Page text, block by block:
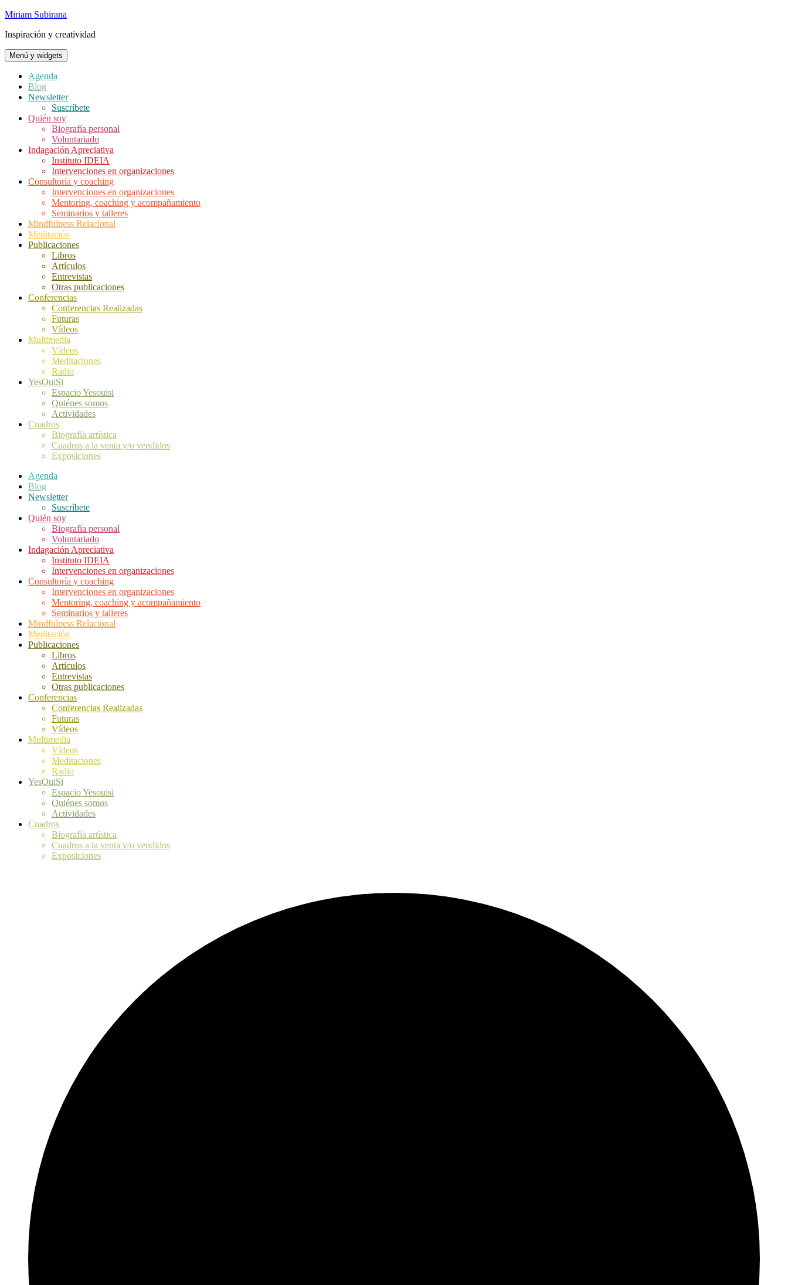
Saltar
contenido
Miriam Subirana
Inspiración y creatividad
Menú y widgets
Agenda
Blog
Newsletter
Suscríbete
Quién soy
Biografía personal
Voluntariado
Indagación Apreciativa
Instituto IDEIA
Intervenciones en organizaciones
Consultoría y coaching
Intervenciones en organizaciones
Mentoring, coaching y acompañamiento
Seminarios y talleres
Mindfulness Relacional
Meditación
Publicaciones
Libros
Artículos
Entrevistas
Otras publicaciones
Conferencias
Conferencias Realizadas
Futuras
Vídeos
Multimedia
Vídeos
Meditaciones
Radio
YesOuiSi
Espacio Yesouisi
Quiénes somos
Actividades
Cuadros
Biografía artística
Cuadros a la venta y/o vendidos
Exposiciones
Agenda
Blog
Newsletter
Suscríbete
Quién soy
Biografía personal
Voluntariado
Indagación Apreciativa
Instituto IDEIA
Intervenciones en organizaciones
Consultoría y coaching
Intervenciones en organizaciones
Mentoring, coaching y acompañamiento
Seminarios y talleres
Mindfulness Relacional
Meditación
Publicaciones
Libros
Artículos
Entrevistas
Otras publicaciones
Conferencias
Conferencias Realizadas
Futuras
Vídeos
Multimedia
Vídeos
Meditaciones
Radio
YesOuiSi
Espacio Yesouisi
Quiénes somos
Actividades
Cuadros
Biografía artística
Cuadros a la venta y/o vendidos
Exposiciones